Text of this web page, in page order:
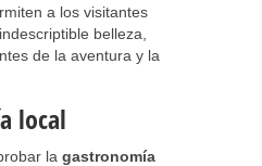
a los visitantes
belleza,
de la aventura y la
local
la gastronomía